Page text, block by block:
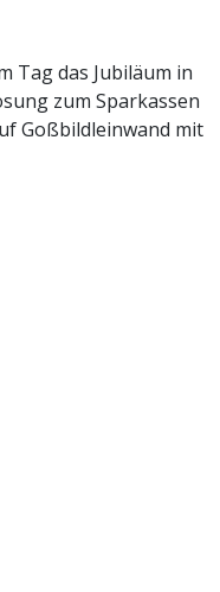
Tag das Jubiläum in
zum Sparkassen
Goßbildleinwand mit